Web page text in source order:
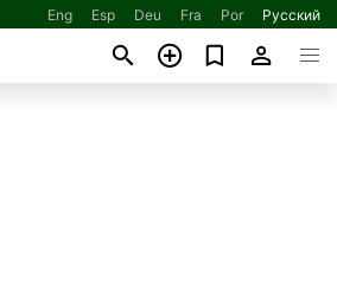
Eng Esp Deu Fra Por Русский